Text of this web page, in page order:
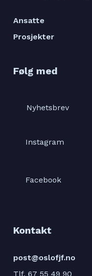
Ansatte
Prosjekter
Følg med
Nyhetsbrev
Instagram
Facebook
Kontakt
post@oslofjf.no
Tlf. 67 55 49 90